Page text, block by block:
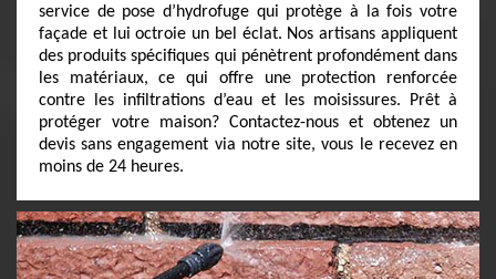
service de pose d’hydrofuge qui protège à la fois votre
façade et lui octroie un bel éclat. Nos artisans appliquent
des produits spécifiques qui pénètrent profondément dans
les matériaux, ce qui offre une protection renforcée
contre les infiltrations d’eau et les moisissures. Prêt à
protéger votre maison? Contactez-nous et obtenez un
devis sans engagement via notre site, vous le recevez en
moins de 24 heures.